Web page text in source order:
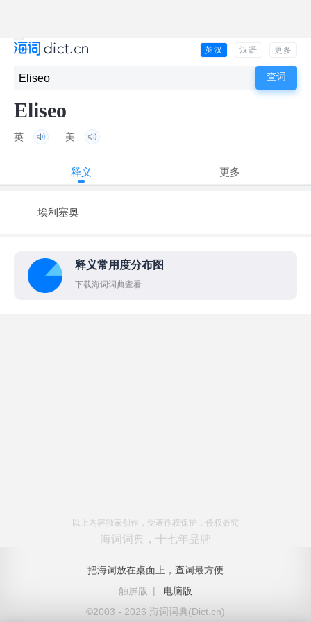
英汉 汉语 更多
Eliseo
英 美
释义 更多
埃利塞奥
释义常用度分布图
下载海词词典查看
以上内容独家创作，受著作权保护，侵权必究
海词词典，十七年品牌
把海词放在桌面上，查词最方便
触屏版
|
电脑版
©2003 - 2026 海词词典(Dict.cn)